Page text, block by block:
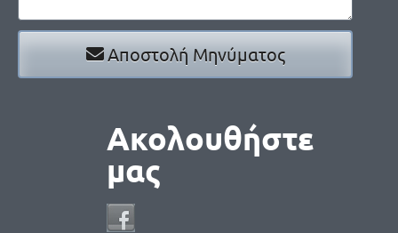
Αποστολή Μηνύματος
Ακολουθήστε
μας